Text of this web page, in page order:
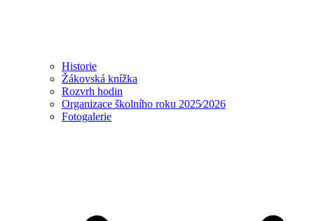
Historie
Žákovská knížka
Rozvrh hodin
Organizace školního roku 2025⁄2026
Fotogalerie